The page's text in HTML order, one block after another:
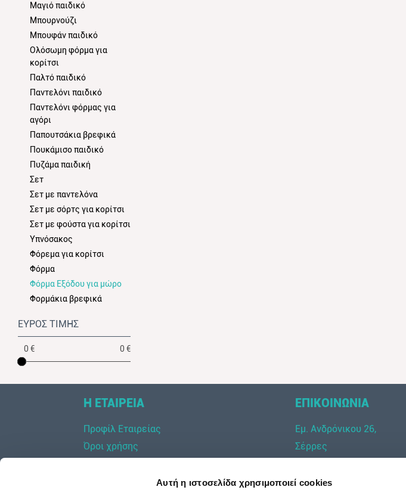
Αυτή η ιστοσελίδα χρησιμοποιεί cookies
Μαγιό παιδικό
Μπουρνούζι
Μπουφάν παιδικό
Ολόσωμη φόρμα για
κορίτσι
Παλτό παιδικό
Παντελόνι παιδικό
Παντελόνι φόρμας για
αγόρι
Παπουτσάκια βρεφικά
Πουκάμισο παιδικό
Πυζάμα παιδική
Σετ
Σετ με παντελόνα
Σετ με σόρτς για κορίτσι
Σετ με φούστα για κορίτσι
Υπνόσακος
Φόρεμα για κορίτσι
Φόρμα
Φόρμα Εξόδου για μώρο
Φορμάκια βρεφικά
ΕΥΡΟΣ ΤΙΜΗΣ
0 € 0 €
Η ΕΤΑΙΡΕΙΑ
Προφίλ Εταιρείας
Όροι χρήσης
Πληροφορίες Αποστολής
ΕΠΙΚΟΙΝΩΝΙΑ
Εμ. Ανδρόνικου 26,
Σέρρες
Τ 23210 58 780